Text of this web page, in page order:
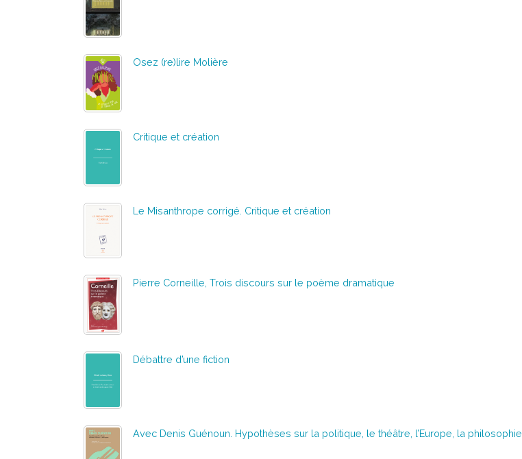
Osez (re)lire Molière
Critique et création
Le Misanthrope corrigé. Critique et création
Pierre Corneille, Trois discours sur le poème dramatique
Débattre d’une fiction
Avec Denis Guénoun. Hypothèses sur la politique, le théâtre, l’Europe, la philosophie